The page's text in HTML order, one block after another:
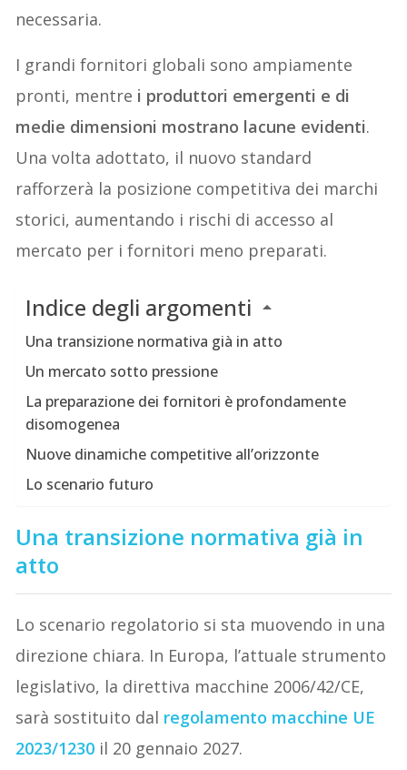
necessaria.
I grandi fornitori globali sono ampiamente
pronti, mentre i produttori emergenti e di
medie dimensioni mostrano lacune evidenti.
Una volta adottato, il nuovo standard
rafforzerà la posizione competitiva dei marchi
storici, aumentando i rischi di accesso al
mercato per i fornitori meno preparati.
Indice degli argomenti
Una transizione normativa già in atto
Un mercato sotto pressione
La preparazione dei fornitori è profondamente
disomogenea
Nuove dinamiche competitive all’orizzonte
Lo scenario futuro
Una transizione normativa già in
atto
Lo scenario regolatorio si sta muovendo in una
direzione chiara. In Europa, l’attuale strumento
legislativo, la direttiva macchine 2006/42/CE,
sarà sostituito dal regolamento macchine UE
2023/1230 il 20 gennaio 2027.